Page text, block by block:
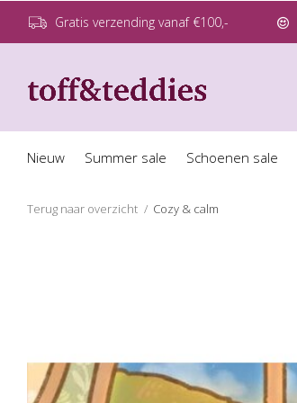
Nieuw Summer sale Schoenen sale
Gratis verzending vanaf €100,-
Terug naar overzicht Cozy & calm